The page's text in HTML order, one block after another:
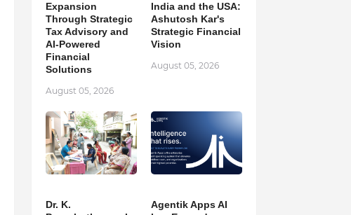
Expansion
Through Strategic
Tax Advisory and
AI-Powered
Financial
Solutions
August 05, 2026
India and the USA:
Ashutosh Kar's
Strategic Financial
Vision
August 05, 2026
Dr. K.
Agentik Apps AI